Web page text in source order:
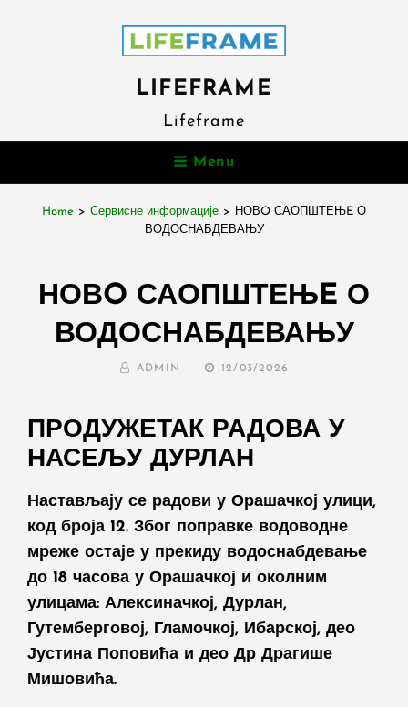
LIFEFRAME
Lifeframe
Menu
Home > Сервисне информације >
НОВO САОПШТЕЊE О
ВОДОСНАБДЕВАЊУ
НОВO САОПШТЕЊE О
ВОДОСНАБДЕВАЊУ
BY ADMIN
POSTED
12/03/2026
ПРОДУЖЕТАК РАДОВА У
НАСЕЉУ ДУРЛАН
Настављају се радови у Орашачкој улици,
код броја 12. Због поправке водоводне
мреже остаје у прекиду водоснабдевање
до 18 часова у Орашачкој и околним
улицама: Алексиначкој, Дурлан,
Гутемберговој, Гламочкој, Ибарској, део
Јустина Поповића и део Др Драгише
Мишовића.